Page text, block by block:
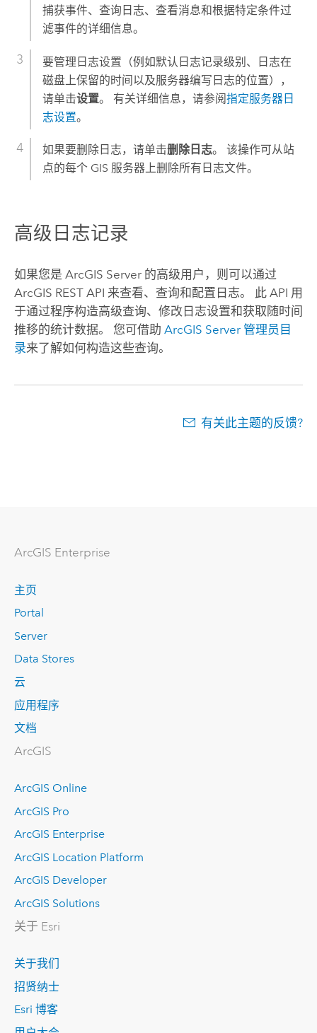
捕获事件、查询日志、查看消息和根据特定条件过
滤事件的详细信息。
要管理日志设置（例如默认日志记录级别、日志在
磁盘上保留的时间以及服务器编写日志的位置），
请单击设置。 有关详细信息，请参阅指定服务器日
志设置。
如果要删除日志，请单击删除日志。 该操作可从站
点的每个 GIS 服务器上删除所有日志文件。
高级日志记录
如果您是 ArcGIS Server的高级用户，则可以通过
ArcGIS REST API 来查看、查询和配置日志。 此 API 用
于通过程序构造高级查询、修改日志设置和获取随时间
推移的统计数据。 您可借助 ArcGIS Server管理员目
录来了解如何构造这些查询。
有关此主题的反馈?
ArcGIS Enterprise
主页
Portal
Server
Data Stores
云
应用程序
文档
ArcGIS
ArcGIS Online
ArcGIS Pro
ArcGIS Enterprise
ArcGIS Location Platform
ArcGIS Developer
ArcGIS Solutions
关于 Esri
关于我们
招贤纳士
Esri 博客